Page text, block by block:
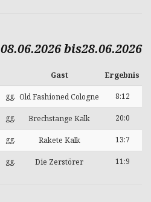
08.06.2026 bis28.06.2026
Gast Ergebnis
gg. Old Fashioned Cologne 8:12
gg. Brechstange Kalk 20:0
gg. Rakete Kalk 13:7
gg. Die Zerstörer 11:9